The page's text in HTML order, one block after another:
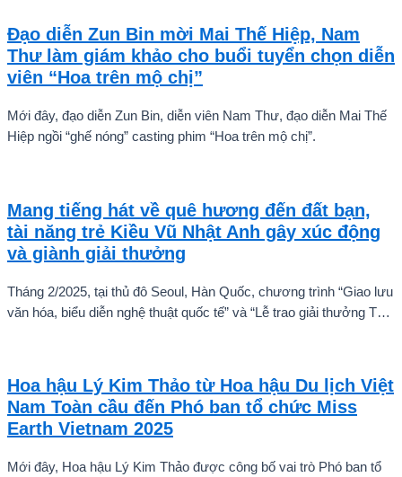
Đạo diễn Zun Bin mời Mai Thế Hiệp, Nam
Thư làm giám khảo cho buổi tuyển chọn diễn
viên “Hoa trên mộ chị”
Mới đây, đạo diễn Zun Bin, diễn viên Nam Thư, đạo diễn Mai Thế
Hiệp ngồi “ghế nóng” casting phim “Hoa trên mộ chị”.
Mang tiếng hát về quê hương đến đất bạn,
tài năng trẻ Kiều Vũ Nhật Anh gây xúc động
và giành giải thưởng
Tháng 2/2025, tại thủ đô Seoul, Hàn Quốc, chương trình “Giao lưu
văn hóa, biểu diễn nghệ thuật quốc tế” và “Lễ trao giải thưởng Tài
ấn tượng mạnh với giọng hát trữ tình sâu lắng, mang đậm hơi thở
quê hương.
Hoa hậu Lý Kim Thảo từ Hoa hậu Du lịch Việt
Nam Toàn cầu đến Phó ban tổ chức Miss
Earth Vietnam 2025
Mới đây, Hoa hậu Lý Kim Thảo được công bố vai trò Phó ban tổ